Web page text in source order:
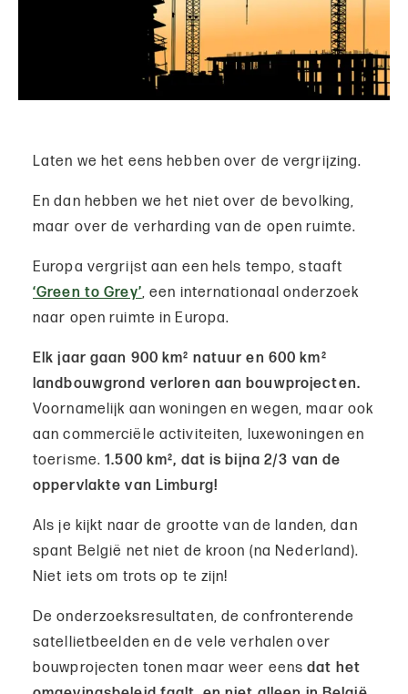
Laten we het eens hebben over de vergrijzing.
En dan hebben we het niet over de bevolking,
maar over de verharding van de open ruimte.
Europa vergrijst aan een hels tempo, staaft
‘Green to Grey’, een internationaal onderzoek
naar open ruimte in Europa.
Elk jaar gaan 900 km² natuur en 600 km²
landbouwgrond verloren aan bouwprojecten.
Voornamelijk aan woningen en wegen, maar ook
aan commerciële activiteiten, luxewoningen en
toerisme.1.500 km², dat is bijna 2/3 van de
oppervlakte van Limburg!
Als je kijkt naar de grootte van de landen, dan
spant België net niet de kroon (na Nederland).
Niet iets om trots op te zijn!
De onderzoeksresultaten, de confronterende
satellietbeelden en de vele verhalen over
bouwprojecten tonen maar weer eens dat het